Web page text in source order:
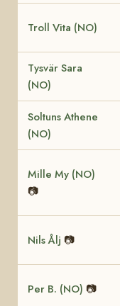
Troll Vita (NO)
Tysvär Sara
(NO)
Soltuns Athene
(NO)
Mille My (NO)
📷
Nils Ålj 📷
Per B. (NO) 📷